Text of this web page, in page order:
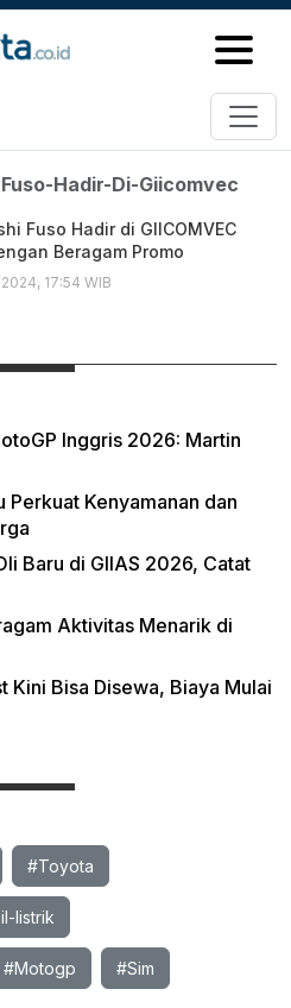
Hadir Di
Hadir-Di-Giicomvec
Fuso Hadir di GIICOMVEC
Beragam Promo
17:54 WIB
Inggris 2026: Martin
Perkuat Kenyamanan dan
Baru di GIIAS 2026, Catat
Aktivitas Menarik di
Kini Bisa Disewa, Biaya Mulai
#Toyota
listrik
#Motogp #Sim